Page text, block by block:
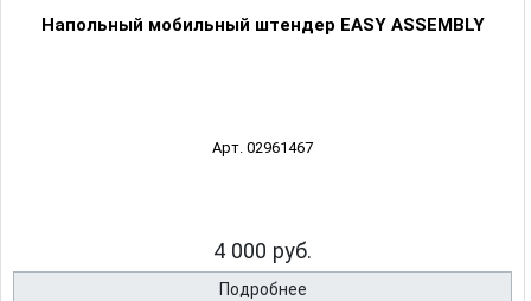
Напольный мобильный штендер EASY ASSEMBLY
Арт. 02961467
4 000 руб.
Подробнее